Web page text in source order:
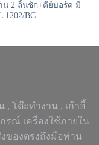
น 2 ลิ้นชัก+คีย์บอร์ด มี
1202/BC
, โต๊ะทำงาน , เก้าอี้
รณ์ เครื่องใช้ภายใน
ของตรงถึงมือท่าน